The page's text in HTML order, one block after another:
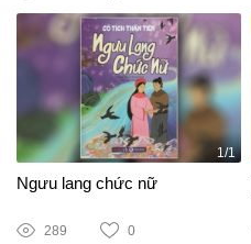
1/1
Ngưu lang chức nữ
289 0